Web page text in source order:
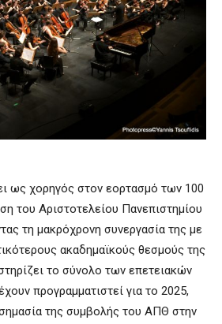
ως χορηγός στον εορτασμό των 100
του Αριστοτελείου Πανεπιστημίου
τη μακρόχρονη συνεργασία της με
ακαδημαϊκούς θεσμούς της
το σύνολο των επετειακών
προγραμματιστεί για το 2025,
της συμβολής του ΑΠΘ στην